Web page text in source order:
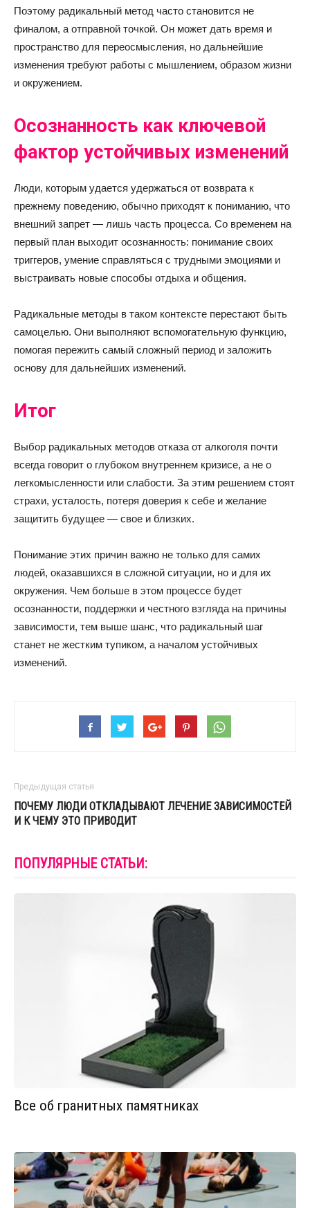
Поэтому радикальный метод часто становится не
финалом, а отправной точкой. Он может дать время и
пространство для переосмысления, но дальнейшие
изменения требуют работы с мышлением, образом жизни
и окружением.
Осознанность как ключевой
фактор устойчивых изменений
Люди, которым удается удержаться от возврата к
прежнему поведению, обычно приходят к пониманию, что
внешний запрет — лишь часть процесса. Со временем на
первый план выходит осознанность: понимание своих
триггеров, умение справляться с трудными эмоциями и
выстраивать новые способы отдыха и общения.
Радикальные методы в таком контексте перестают быть
самоцелью. Они выполняют вспомогательную функцию,
помогая пережить самый сложный период и заложить
основу для дальнейших изменений.
Итог
Выбор радикальных методов отказа от алкоголя почти
всегда говорит о глубоком внутреннем кризисе, а не о
легкомысленности или слабости. За этим решением стоят
страхи, усталость, потеря доверия к себе и желание
защитить будущее — свое и близких.
Понимание этих причин важно не только для самих
людей, оказавшихся в сложной ситуации, но и для их
окружения. Чем больше в этом процессе будет
осознанности, поддержки и честного взгляда на причины
зависимости, тем выше шанс, что радикальный шаг
станет не жестким тупиком, а началом устойчивых
изменений.
Предыдущая статья
ПОЧЕМУ ЛЮДИ ОТКЛАДЫВАЮТ ЛЕЧЕНИЕ ЗАВИСИМОСТЕЙ
И К ЧЕМУ ЭТО ПРИВОДИТ
ПОПУЛЯРНЫЕ СТАТЬИ:
Все об гранитных памятниках